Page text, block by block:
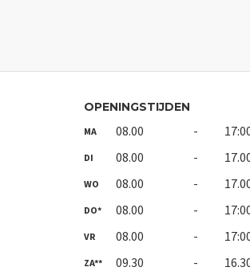
OPENINGSTIJDEN
MA 08.00 -
DI 08.00 -
WO 08.00 -
DO* 08.00 -
VR 08.00 -
ZA** 09.30 -